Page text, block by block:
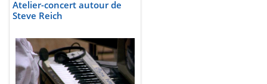
Atelier-concert autour de
Steve Reich